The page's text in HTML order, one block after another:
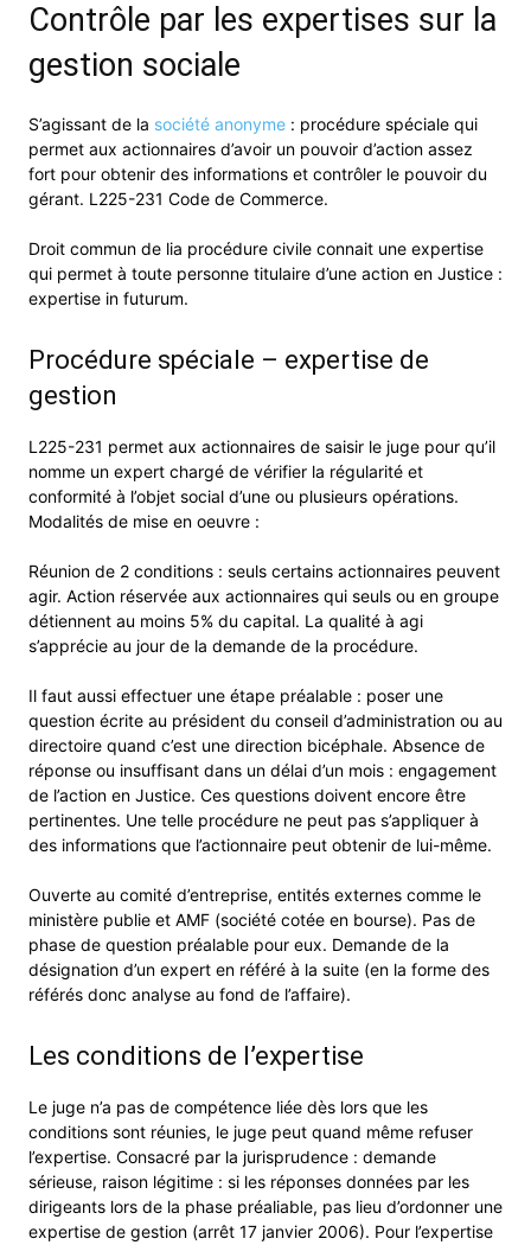
Contrôle par les expertises sur la
gestion sociale
S’agissant de la société anonyme : procédure spéciale qui
permet aux actionnaires d’avoir un pouvoir d’action assez
fort pour obtenir des informations et contrôler le pouvoir du
gérant. L225-231 Code de Commerce.
Droit commun de lia procédure civile connait une expertise
qui permet à toute personne titulaire d’une action en Justice :
expertise in futurum.
Procédure spéciale – expertise de
gestion
L225-231 permet aux actionnaires de saisir le juge pour qu’il
nomme un expert chargé de vérifier la régularité et
conformité à l’objet social d’une ou plusieurs opérations.
Modalités de mise en oeuvre :
Réunion de 2 conditions : seuls certains actionnaires peuvent
agir. Action réservée aux actionnaires qui seuls ou en groupe
détiennent au moins 5% du capital. La qualité à agi
s’apprécie au jour de la demande de la procédure.
Il faut aussi effectuer une étape préalable : poser une
question écrite au président du conseil d’administration ou au
directoire quand c’est une direction bicéphale. Absence de
réponse ou insuffisant dans un délai d’un mois : engagement
de l’action en Justice. Ces questions doivent encore être
pertinentes. Une telle procédure ne peut pas s’appliquer à
des informations que l’actionnaire peut obtenir de lui-même.
Ouverte au comité d’entreprise, entités externes comme le
ministère publie et AMF (société cotée en bourse). Pas de
phase de question préalable pour eux. Demande de la
désignation d’un expert en référé à la suite (en la forme des
référés donc analyse au fond de l’affaire).
Les conditions de l’expertise
Le juge n’a pas de compétence liée dès lors que les
conditions sont réunies, le juge peut quand même refuser
l’expertise. Consacré par la jurisprudence : demande
sérieuse, raison légitime : si les réponses données par les
dirigeants lors de la phase préaliable, pas lieu d’ordonner une
expertise de gestion (arrêt 17 janvier 2006). Pour l’expertise